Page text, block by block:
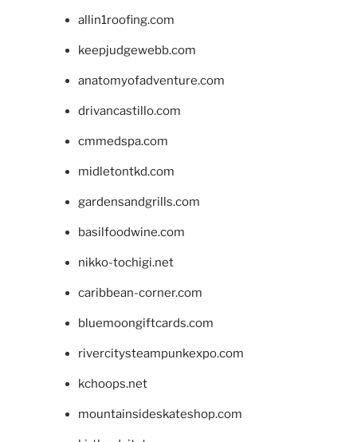
allin1roofing.com
keepjudgewebb.com
anatomyofadventure.com
drivancastillo.com
cmmedspa.com
midletontkd.com
gardensandgrills.com
basilfoodwine.com
nikko-tochigi.net
caribbean-corner.com
bluemoongiftcards.com
rivercitysteampunkexpo.com
kchoops.net
mountainsideskateshop.com